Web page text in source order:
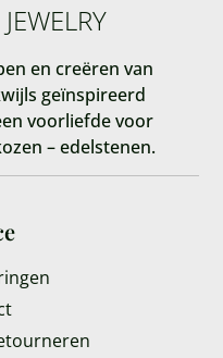
en creëren van
geïnspireerd
voorliefde voor
– edelstenen.